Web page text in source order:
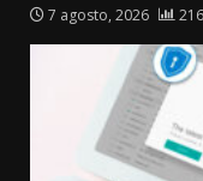
7 agosto, 2026 216